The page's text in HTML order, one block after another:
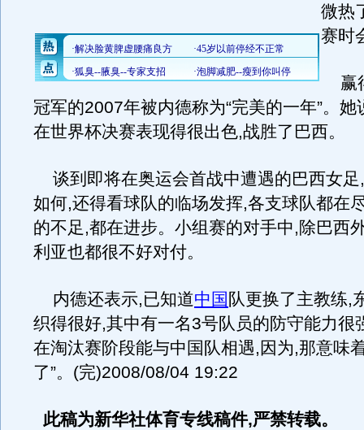
微热
赛时
赢
冠军的2007年被内德称为“完美的一年”。
在世界杯决赛表现得很出色,战胜了巴西。
谈到即将在奥运会首战中遭遇的巴西女足
如何,还得看球队的临场发挥,各支球队都在
的不足,都在进步。小组赛的对手中,除巴西
利亚也都很不好对付。
内德还表示,已知道中国 队更换了主教练,
织得很好,其中有一名3号队员的防守能力很
在淘汰赛阶段能与中国队相遇,因为,那意味
了”。(完)2008/08/04 19:22
此稿为新华社体育专线稿件,严禁转载。